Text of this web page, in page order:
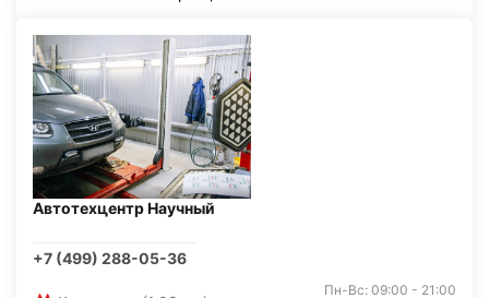
Автотехцентр Научный
+7 (499) 288-05-36
Пн-Вс: 09:00 - 21:00